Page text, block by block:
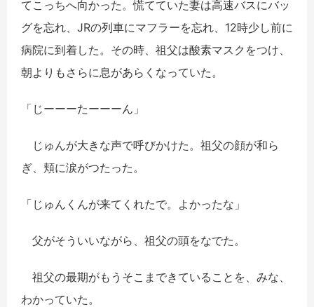
てこっちへ向かった。慌てていた妻は高速バスにバッ
グを忘れ、JRの列車にマフラーを忘れ、12時少し前に
病院に到着した。その時、祖父は酸素マスクをつけ、
朝よりもさらに息があらくなっていた。
「じーーーたーーーん」
じゅんが大きな声で呼びかけた。祖父の顔が和ら
ぎ、頬に涙がつたった。
「じゅんくんが来てくれたで。よかったな」
父がそういいながら、祖父の頭をなでた。
祖父の最期がもうそこまできていることを、みな、
わかっていた。